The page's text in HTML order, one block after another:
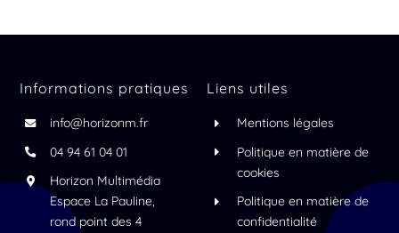
Liens utiles
Mentions légales
Politique en matière de
cookies
Politique en matière de
confidentialité
Informations pratiques
info@horizonm.fr
04 94 61 04 01
Horizon Multimédia
Espace La Pauline,
rond point des 4